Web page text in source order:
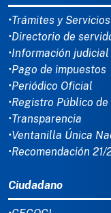
•Trámites y Servicios
•Directorio de
•Información judicial
•Pago de impuestos
•Periódico Oficial
•Registro Público
•Transparencia
•Ventanilla Única
•Recomendación 21/
Ciudadano